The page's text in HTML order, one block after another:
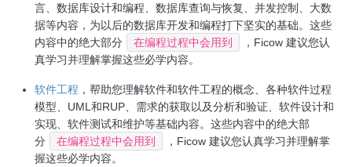
言、数据库设计和编程、数据库查询与恢复、并发控制、大数
据等内容，为以后的数据库开发和编程打下坚实的基础。这些
内容中的绝大部分
在编程过程中会用到
，Ficow 建议您认
真学习并理解掌握这些必学内容。
软件工程 ，帮助您理解软件和软件工程的概念、各种软件过程
模型、UML和RUP、需求的获取以及分析和验证、软件设计和
实现、软件测试和维护等基础内容。这些内容中的绝大部
分
在编程过程中会用到
，Ficow 建议您认真学习并理解掌
握这些必学内容。